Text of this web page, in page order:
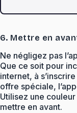
6. Mettre en
Ne négligez pas
Que ce soit pour
internet, à
offre spéciale,
Utilisez une
mettre en avant.